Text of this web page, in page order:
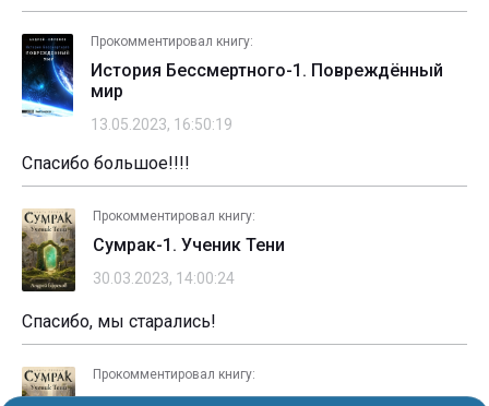
Прокомментировал книгу:
История Бессмертного-1. Повреждённый
мир
13.05.2023, 16:50:19
Спасибо большое!!!!
Прокомментировал книгу:
Сумрак-1. Ученик Тени
30.03.2023, 14:00:24
Спасибо, мы старались!
Прокомментировал книгу: